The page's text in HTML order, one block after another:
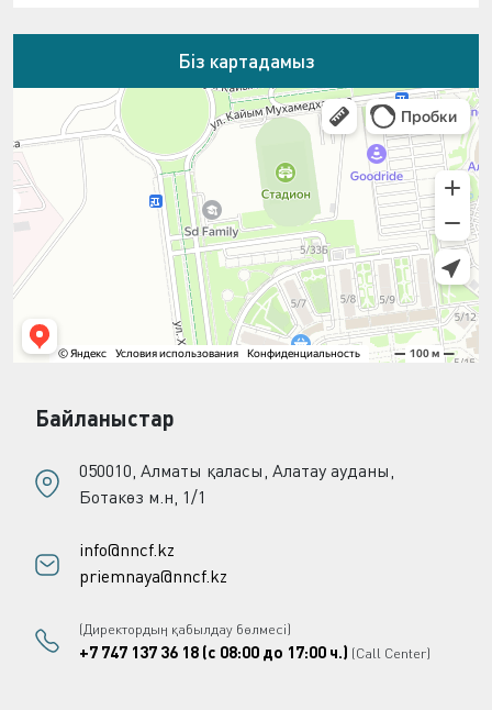
Біз картадамыз
Байланыстар
050010, Алматы қаласы, Алатау ауданы,
Ботакөз м.н, 1/1
info@nncf.kz
priemnaya@nncf.kz
(Директордың қабылдау бөлмесі)
+7 747 137 36 18 (с 08:00 до 17:00 ч.) (Call Center)